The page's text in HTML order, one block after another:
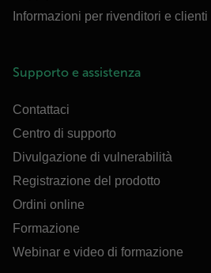
Informazioni per rivenditori e clienti
Supporto e assistenza
Contattaci
Centro di supporto
Divulgazione di vulnerabilità
Registrazione del prodotto
Ordini online
Formazione
Webinar e video di formazione